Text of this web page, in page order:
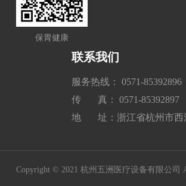
保胃健康
联系我们
服务热线： 0571-85392896
传 真： 0571-85392897
地 址：浙江省杭州市西
Copyright © 2021 杭州五洲医疗设备有限公司